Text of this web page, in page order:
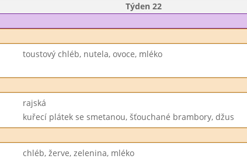
Týden 22
toustový chléb, nutela, ovoce, mléko
rajská
kuřecí plátek se smetanou, šťouchané brambory, džus
chléb, žerve, zelenina, mléko